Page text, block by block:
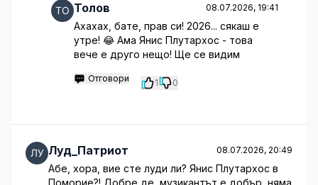
Толов 08.07.2026, 19:41
Ахахах, бате, прав си! 2026... сякаш е
утре! 😂 Ама Янис Плутархос - това
вече е друго нещо! Ще се видим
Отговори 1 0
Луд_Патриот 08.07.2026, 20:49
Абе, хора, вие сте луди ли? Янис Плутархос в
Поморие?! Добре де, музикантът е добър, няма